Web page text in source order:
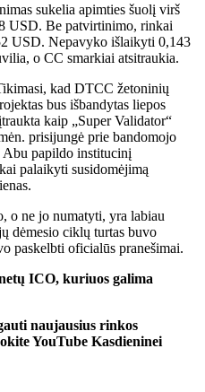
sukelia apimties šuolį virš
USD. Be patvirtinimo, rinkai
USD. Nepavyko išlaikyti 0,143
o CC smarkiai atsitraukia.
kad DTCC žetoninių
bus išbandytas liepos
kaip „Super Validator“
prisijungė prie bandomojo
Abu papildo institucinį
palaikyti susidomėjimą
o ne jo numatyti, yra labiau
dėmesio ciklų turtas buvo
paskelbti oficialūs pranešimai.
ICO, kuriuos galima
naujausius rinkos
YouTube Kasdieninei